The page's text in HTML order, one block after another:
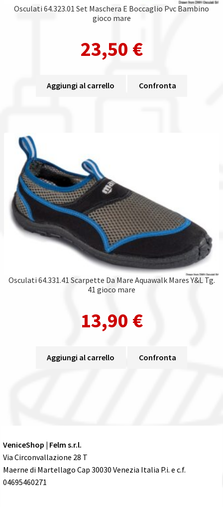
Osculati 64.323.01 Set Maschera E Boccaglio Pvc Bambino
gioco mare
23,50 €
Aggiungi al carrello Confronta
Osculati 64.331.41 Scarpette Da Mare Aquawalk Mares Y&L Tg.
41 gioco mare
13,90 €
Aggiungi al carrello Confronta
VeniceShop | Felm s.r.l.
Via Circonvallazione 28 T
Maerne di Martellago Cap 30030 Venezia Italia P.i. e c.f.
04695460271